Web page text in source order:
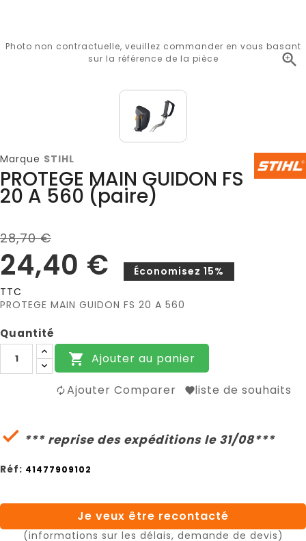

Photo non contractuelle, veuillez commander en vous basant
sur la référence de la pièce
Marque STIHL
PROTEGE MAIN GUIDON FS
20 A 560 (paire)
28,70 €
24,40 €
Économisez 15%
TTC
PROTEGE MAIN GUIDON FS 20 A 560
Quantité
 Ajouter au panier
Ajouter Comparer liste de souhaits
 *** reprise des expéditions le 31/08***
Réf: 41477909102
Je veux être recontacté
(informations sur les délais, demande de devis)